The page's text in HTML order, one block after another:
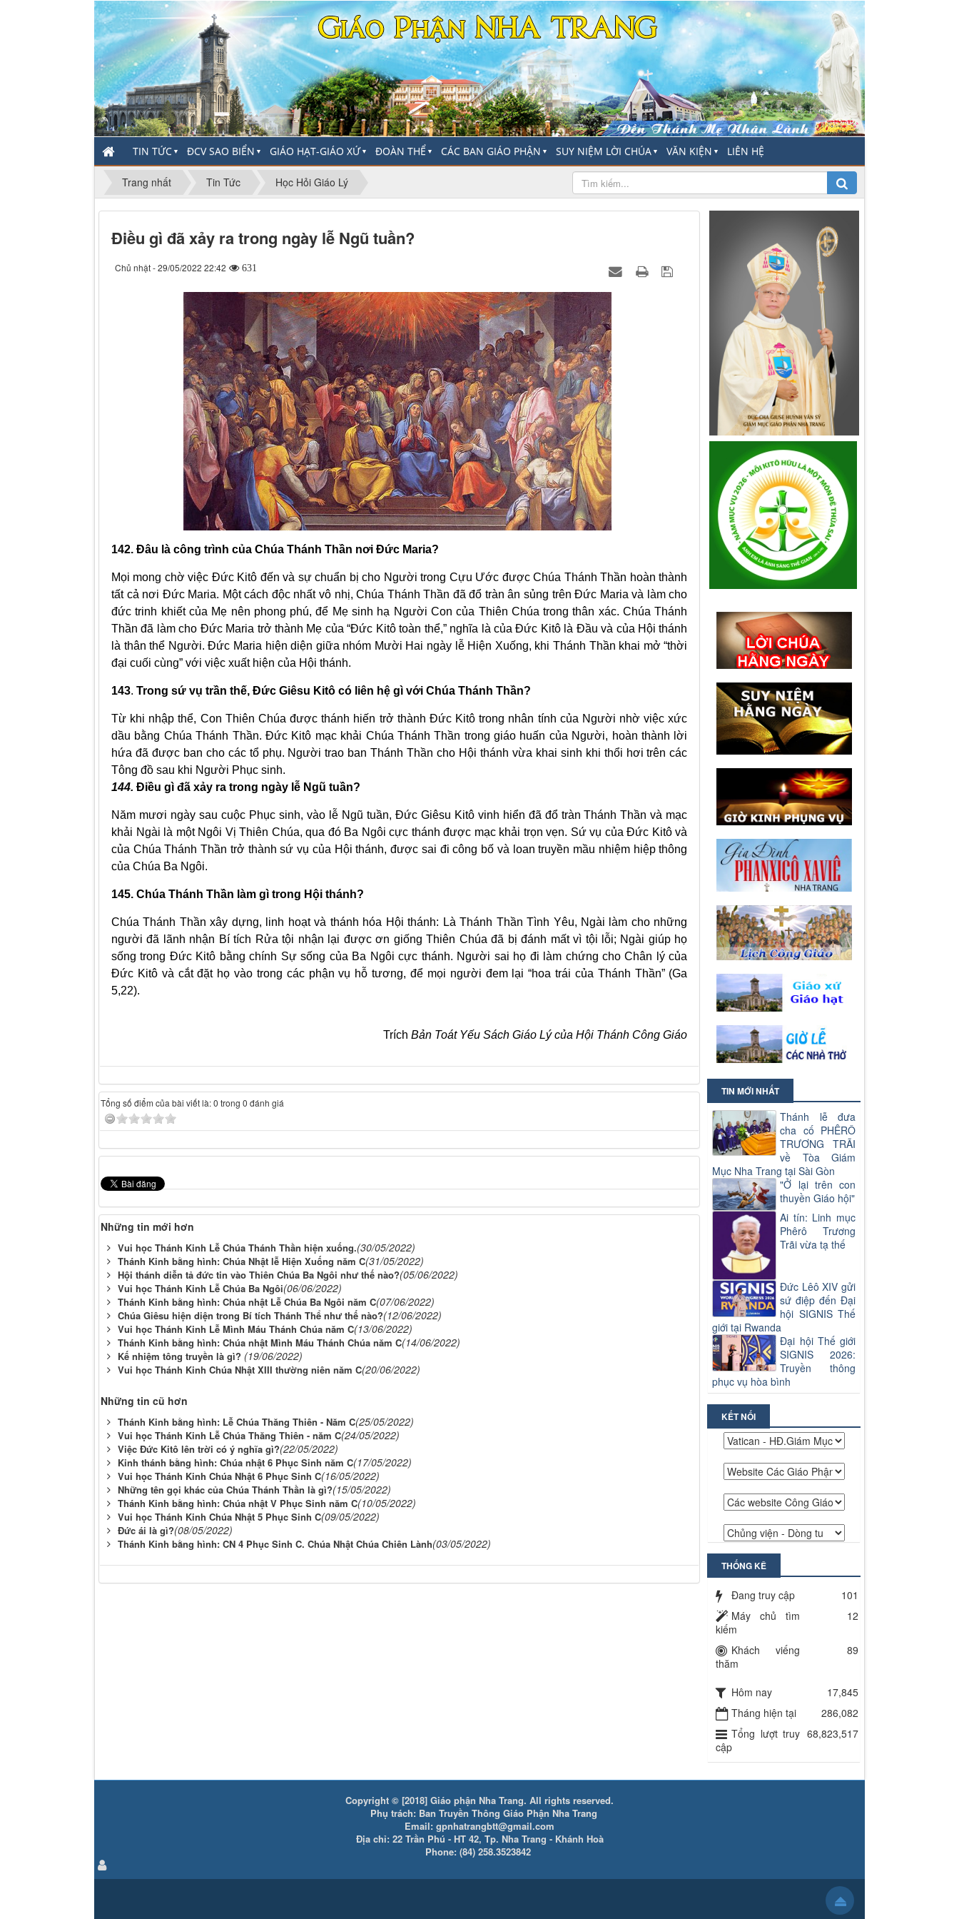
TIN TỨC ▼ ĐCV SAO BIỂN ▼ GIÁO HẠT-GIÁO XỨ▼ ĐOÀN THỂ ▼ CÁC BAN GIÁO PHẬN ▼ SUY NIỆM LỜI CHÚA ▼ VĂN KIỆN ▼ LIÊN HỆ
Trang nhất Tin Tức Học Hỏi Giáo Lý
Ðiều gì đã xảy ra trong ngày lễ Ngũ tuần?
Chủ nhật - 29/05/2022 22:42 631
142. Ðâu là công trình của Chúa Thánh Thần nơi Ðức Maria?
Mọi mong chờ việc Ðức Kitô đến và sự chuẩn bị cho Người trong Cựu Ước được Chúa Thánh Thần hoàn thành
tất cả nơi Ðức Maria. Một cách độc nhất vô nhị, Chúa Thánh Thần đã đổ tràn ân sủng trên Ðức Maria và làm cho
đức trinh khiết của Mẹ nên phong phú, để Mẹ sinh hạ Người Con của Thiên Chúa trong thân xác. Chúa Thánh
Thần đã làm cho Ðức Maria trở thành Mẹ của “Ðức Kitô toàn thể,” nghĩa là của Ðức Kitô là Ðầu và của Hội thánh
là thân thể Người. Ðức Maria hiện diện giữa nhóm Mười Hai ngày lễ Hiện Xuống, khi Thánh Thần khai mở “thời
đại cuối cùng” với việc xuất hiện của Hội thánh.
143. Trong sứ vụ trần thế, Ðức Giêsu Kitô có liên hệ gì với Chúa Thánh Thần?
Từ khi nhập thể, Con Thiên Chúa được thánh hiến trở thành Ðức Kitô trong nhân tính của Người nhờ việc xức
dầu bằng Chúa Thánh Thần. Ðức Kitô mạc khải Chúa Thánh Thần trong giáo huấn của Người, hoàn thành lời
hứa đã được ban cho các tổ phụ. Người trao ban Thánh Thần cho Hội thánh vừa khai sinh khi thổi hơi trên các
Tông đồ sau khi Người Phục sinh.
144. Ðiều gì đã xảy ra trong ngày lễ Ngũ tuần?
Năm mươi ngày sau cuộc Phục sinh, vào lễ Ngũ tuần, Ðức Giêsu Kitô vinh hiển đã đổ tràn Thánh Thần và mạc
khải Ngài là một Ngôi Vị Thiên Chúa, qua đó Ba Ngôi cực thánh được mạc khải trọn vẹn. Sứ vụ của Ðức Kitô và
của Chúa Thánh Thần trở thành sứ vụ của Hội thánh, được sai đi công bố và loan truyền mầu nhiệm hiệp thông
của Chúa Ba Ngôi.
145. Chúa Thánh Thần làm gì trong Hội thánh?
Chúa Thánh Thần xây dựng, linh hoạt và thánh hóa Hội thánh: Là Thánh Thần Tình Yêu, Ngài làm cho những
người đã lãnh nhận Bí tích Rửa tội nhận lại được ơn giống Thiên Chúa đã bị đánh mất vì tội lỗi; Ngài giúp họ
sống trong Ðức Kitô bằng chính Sự sống của Ba Ngôi cực thánh. Người sai họ đi làm chứng cho Chân lý của
Ðức Kitô và cắt đặt họ vào trong các phận vụ hỗ tương, để mọi người đem lại “hoa trái của Thánh Thần” (Ga
5,22).
TríchBản Toát Yếu Sách Giáo Lý của Hội Thánh Công Giáo
Tổng số điểm của bài viết là: 0 trong 0 đánh giá
Những tin mới hơn
Vui học Thánh Kinh Lễ Chúa Thánh Thần hiện xuống.(30/05/2022)
Thánh Kinh bằng hình: Chúa Nhật lễ Hiện Xuống năm C(31/05/2022)
Hội thánh diễn tả đức tin vào Thiên Chúa Ba Ngôi như thế nào?(05/06/2022)
Vui học Thánh Kinh Lễ Chúa Ba Ngôi(06/06/2022)
Thánh Kinh bằng hình: Chúa nhật Lễ Chúa Ba Ngôi năm C(07/06/2022)
Chúa Giêsu hiện diện trong Bí tích Thánh Thể như thế nào?(12/06/2022)
Vui học Thánh Kinh Lễ Mình Máu Thánh Chúa năm C(13/06/2022)
Thánh Kinh bằng hình: Chúa nhật Mình Máu Thánh Chúa năm C(14/06/2022)
Kế nhiệm tông truyền là gì? (19/06/2022)
Vui học Thánh Kinh Chúa Nhật XIII thường niên năm C(20/06/2022)
Những tin cũ hơn
Thánh Kinh bằng hình: Lễ Chúa Thăng Thiên - Năm C(25/05/2022)
Vui học Thánh Kinh Lễ Chúa Thăng Thiên - năm C(24/05/2022)
Việc Ðức Kitô lên trời có ý nghĩa gì?(22/05/2022)
Kinh thánh bằng hình: Chúa nhật 6 Phục Sinh năm C(17/05/2022)
Vui học Thánh Kinh Chúa Nhật 6 Phục Sinh C(16/05/2022)
Những tên gọi khác của Chúa Thánh Thần là gì?(15/05/2022)
Thánh Kinh bằng hình: Chúa nhật V Phục Sinh năm C(10/05/2022)
Vui học Thánh Kinh Chúa Nhật 5 Phục Sinh C(09/05/2022)
Đức ái là gì?(08/05/2022)
Thánh Kinh bằng hình: CN 4 Phục Sinh C. Chúa Nhật Chúa Chiên Lành(03/05/2022)
TIN MỚI NHẤT
Thánh lễ đưa
cha cố PHÊRÔ
TRƯƠNG TRÃI
về Tòa Giám
Mục Nha Trang tại Sài Gòn
"Ở lại trên con
thuyền Giáo hội"
Ai tín: Linh mục
Phêrô Trương
Trãi vừa tạ thế
Đức Lêô XIV gửi
sứ điệp đến Đại
hội SIGNIS Thế
giới tại Rwanda
Đại hội Thế giới
SIGNIS 2026:
Truyền thông
phục vụ hòa bình
KẾT NỐI
THỐNG KÊ
Đang truy cập
101
Máy chủ tìm
kiếm
12
Khách viếng
thăm
89
Hôm nay
17,845
Tháng hiện tại
286,082
Tổng lượt truy
cập
68,823,517
Copyright © [2018] Giáo phận Nha Trang. All rights reserved.
Phụ trách: Ban Truyền Thông Giáo Phận Nha Trang
Email: gpnhatrangbtt@gmail.com
Địa chỉ: 22 Trần Phú - HT 42, Tp. Nha Trang - Khánh Hoà
Phone: (84) 258.3523842